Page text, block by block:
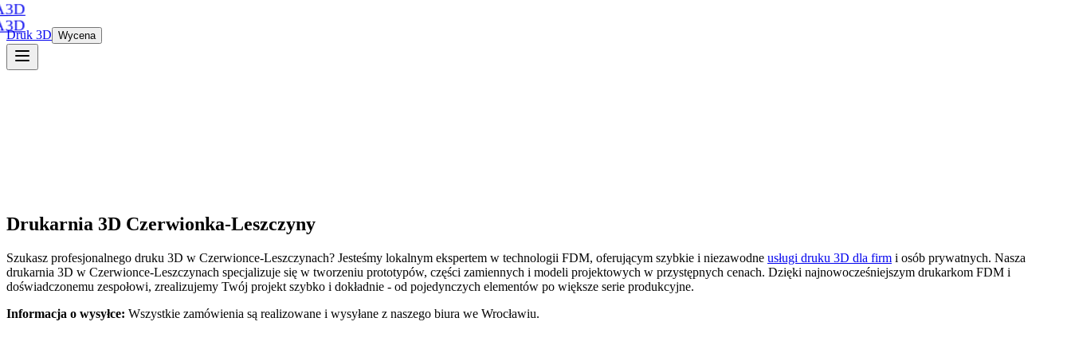
Druk 3D Wycena
Drukarnia 3D Czerwionka-Leszczyny
Szukasz profesjonalnego druku 3D w Czerwionce-Leszczynach? Jesteśmy lokalnym ekspertem w technologii FDM, oferującym szybkie i niezawodne usługi druku 3D dla firm i osób prywatnych. Nasza
drukarnia 3D w Czerwionce-Leszczynach specjalizuje się w tworzeniu prototypów, części zamiennych i modeli projektowych w przystępnych cenach. Dzięki najnowocześniejszym drukarkom FDM i
doświadczonemu zespołowi, zrealizujemy Twój projekt szybko i dokładnie - od pojedynczych elementów po większe serie produkcyjne.
Informacja o wysyłce: Wszystkie zamówienia są realizowane i wysyłane z naszego biura we Wrocławiu.